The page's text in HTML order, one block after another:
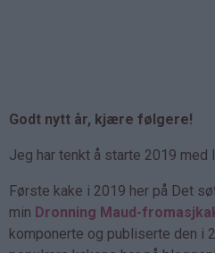
Godt nytt år, kjære følgere!
Jeg har tenkt å starte 2019 med
Første kake i 2019 her på Det
min Dronning Maud-
komponerte og publiserte den i